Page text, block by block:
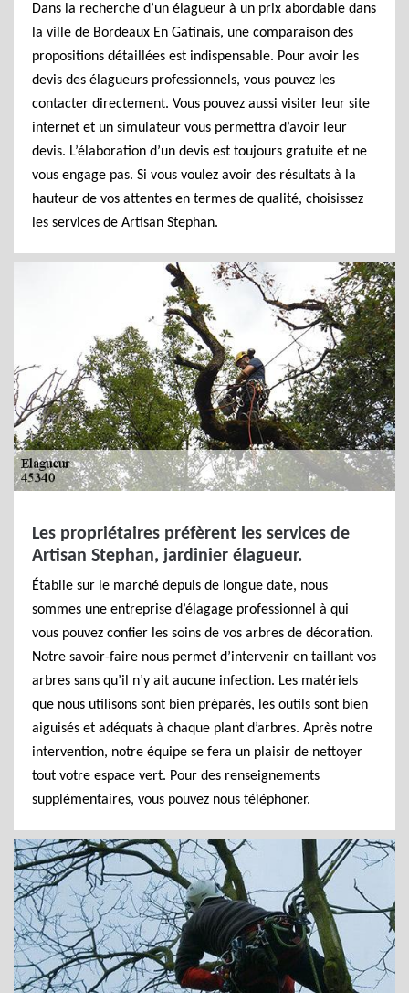
Dans la recherche d’un élagueur à un prix abordable dans
la ville de Bordeaux En Gatinais, une comparaison des
propositions détaillées est indispensable. Pour avoir les
devis des élagueurs professionnels, vous pouvez les
contacter directement. Vous pouvez aussi visiter leur site
internet et un simulateur vous permettra d’avoir leur
devis. L’élaboration d’un devis est toujours gratuite et ne
vous engage pas. Si vous voulez avoir des résultats à la
hauteur de vos attentes en termes de qualité, choisissez
les services de Artisan Stephan.
Les propriétaires préfèrent les services de
Artisan Stephan, jardinier élagueur.
Établie sur le marché depuis de longue date, nous
sommes une entreprise d’élagage professionnel à qui
vous pouvez confier les soins de vos arbres de décoration.
Notre savoir-faire nous permet d’intervenir en taillant vos
arbres sans qu’il n’y ait aucune infection. Les matériels
que nous utilisons sont bien préparés, les outils sont bien
aiguisés et adéquats à chaque plant d’arbres. Après notre
intervention, notre équipe se fera un plaisir de nettoyer
tout votre espace vert. Pour des renseignements
supplémentaires, vous pouvez nous téléphoner.